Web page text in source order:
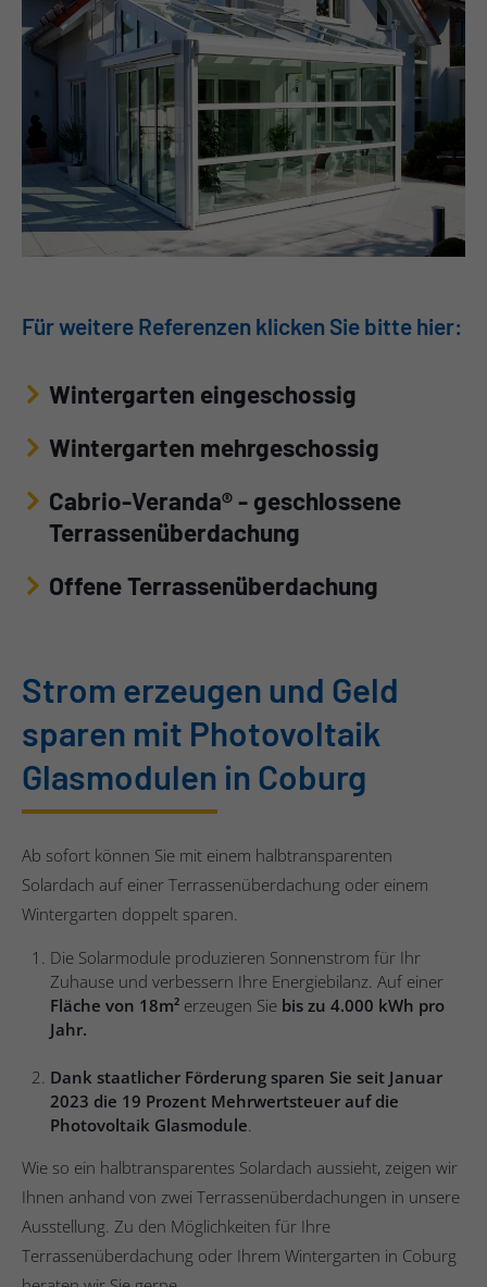
Für weitere Referenzen klicken Sie bitte hier:
Wintergarten eingeschossig
Wintergarten mehrgeschossig
Cabrio-Veranda® - geschlossene
Terrassenüberdachung
Offene Terrassenüberdachung
Strom erzeugen und Geld
sparen mit Photovoltaik
Glasmodulen in Coburg
Ab sofort können Sie mit einem halbtransparenten
Solardach auf einer Terrassenüberdachung oder ­einem
Wintergarten doppelt sparen.
Die Solarmodule produzieren Sonnenstrom für Ihr
Zuhause und verbessern Ihre Energiebilanz. Auf einer
Fläche von 18m² erzeugen Sie bis zu 4.000 kWh pro
Jahr.
Dank staatlicher Förderung sparen Sie seit Januar
2023 die 19 Prozent Mehrwertsteuer auf die
Photovoltaik Glasmodule.
Wie so ein halbtransparentes Solardach aussieht, zeigen wir
Ihnen anhand von zwei Terrassenüberdachungen in unsere
Ausstellung. Zu den Möglichkeiten für Ihre
Terrassenüberdachung oder Ihrem Wintergarten in Coburg